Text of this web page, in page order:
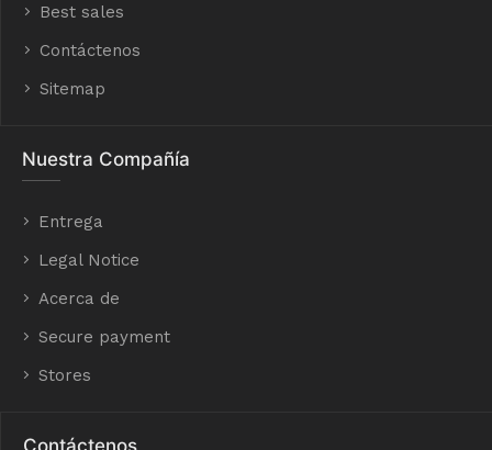
Best sales
Contáctenos
Sitemap
Nuestra Compañía
Entrega
Legal Notice
Acerca de
Secure payment
Stores
Contáctenos